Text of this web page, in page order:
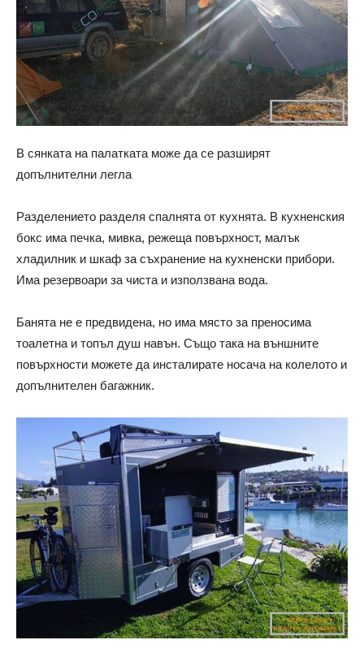
В сянката на палатката може да се разширят
допълнителни легла
Разделението разделя спалнята от кухнята. В кухненския
бокс има печка, мивка, режеща повърхност, малък
хладилник и шкаф за съхранение на кухненски прибори.
Има резервоари за чиста и използвана вода.
Банята не е предвидена, но има място за преносима
тоалетна и топъл душ навън. Също така на външните
повърхности можете да инсталирате носача на колелото и
допълнителен багажник.